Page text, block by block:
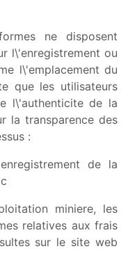
ne disposent
l\'enregistrement ou
l\'emplacement du
que les utilisateurs
l\'authenticite de la
la transparence des
:
de la
miniere, les
relatives aux frais
sur le site web